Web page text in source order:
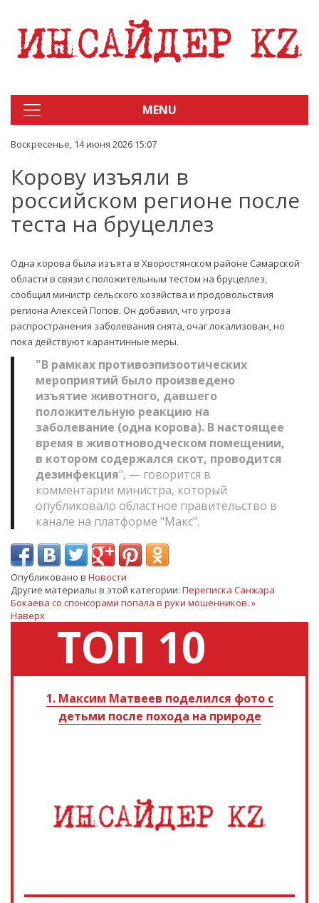
MENU
Воскресенье, 14 июня 2026 15:07
Корову изъяли в
российском регионе после
теста на бруцеллез
Одна корова была изъята в Хворостянском районе Самарской
области в связи с положительным тестом на бруцеллез,
сообщил министр сельского хозяйства и продовольствия
региона Алексей Попов. Он добавил, что угроза
распространения заболевания снята, очаг локализован, но
пока действуют карантинные меры.
"В рамках противоэпизоотических
мероприятий было произведено
изъятие животного, давшего
положительную реакцию на
заболевание (одна корова). В настоящее
время в животноводческом помещении,
в котором содержался скот, проводится
дезинфекция", — говорится в
комментарии министра, который
опубликовало областное правительство в
канале на платформе "Макс".
Опубликовано в Новости
Другие материалы в этой категории: Переписка Санжара
Бокаева со спонсорами попала в руки мошенников. »
Наверх
ТОП 10
1. Максим Матвеев поделился фото с
детьми после похода на природе